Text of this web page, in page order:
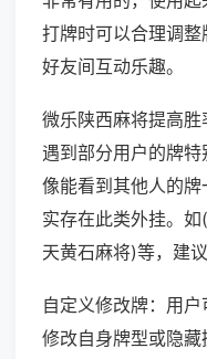
打牌时可以合理调
好友间互动乐趣。
微乐陕西麻将提高
遇到部分用户的牌
像能看到其他人的
实存在此类外挂。
天黄石麻将)等，建
自定义修改牌：用户
修改自身牌型或隐藏